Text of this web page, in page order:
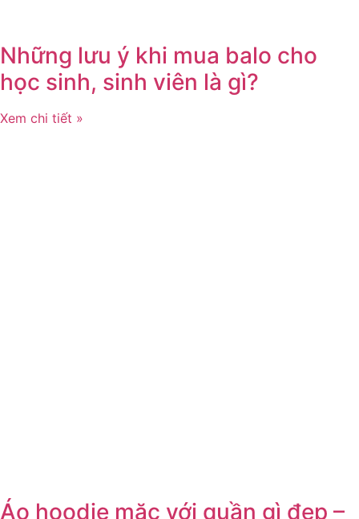
Những lưu ý khi mua balo cho
học sinh, sinh viên là gì?
Xem chi tiết »
Áo hoodie mặc với quần gì đẹp –